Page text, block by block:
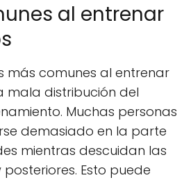
al entrenar
más comunes al entrenar
mala distribución del
Muchas personas
demasiado en la parte
mientras descuidan las
Esto puede